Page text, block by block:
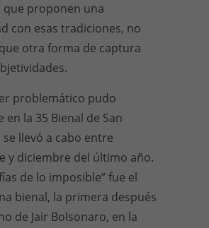
que proponen una
con esas tradiciones, no
otra forma de captura
problemático pudo
en la 35 Bienal de San
se llevó a cabo entre
y diciembre del último año.
de lo imposible” fue el
bienal, la primera después
de Jair Bolsonaro, en la